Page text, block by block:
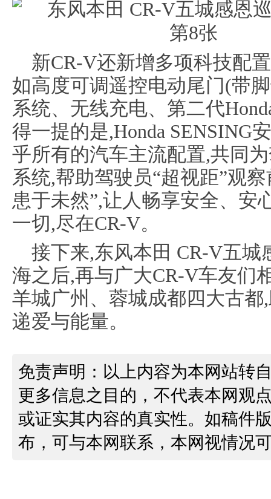
新CR-V还新增多项科技配
如高度可调遥控电动尾门(带
系统、无线充电、第二代
得一提的是,Honda SENSING
乎所有的汽车主流配置,共同
系统,帮助驾驶员“超视距”观
患于未然”,让人畅享安全、安
一切,尽在CR-V。
接下来,东风本田 CR-V五
海之后,再与广大CR-V车友们
羊城广州、蓉城成都四大古
递爱与能量。
免责声明：以上内容为本网站转
更多信息之目的，不代表本网观
或证实其内容的真实性。如稿件
布，可与本网联系，本网视情况